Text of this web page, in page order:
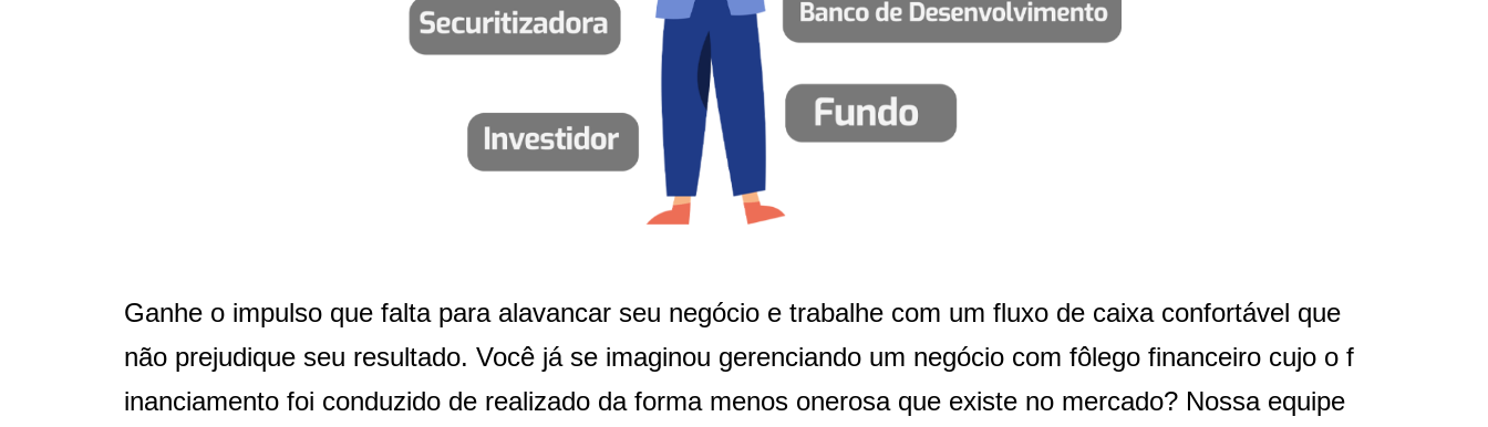
Ganhe o impulso que falta para alavancar seu negócio e trabalhe com um fluxo de caixa confortável que
não prejudique seu resultado. Você já se imaginou gerenciando um negócio com fôlego financeiro cujo o f
inanciamento foi conduzido de realizado da forma menos onerosa que existe no mercado? Nossa equipe